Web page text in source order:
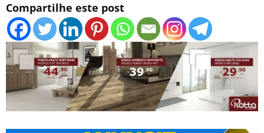
Compartilhe este post